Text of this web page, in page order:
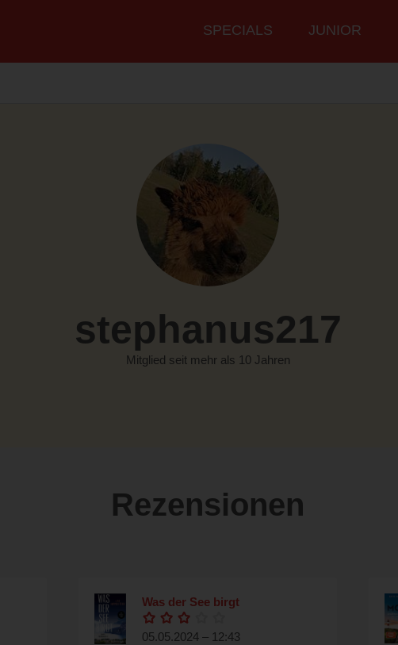
Hauptmenü
SPECIALS JUNIOR
stephanus217
Mitglied seit mehr als 10 Jahren
Rezensionen
Was der See birgt
05.05.2024 – 12:43